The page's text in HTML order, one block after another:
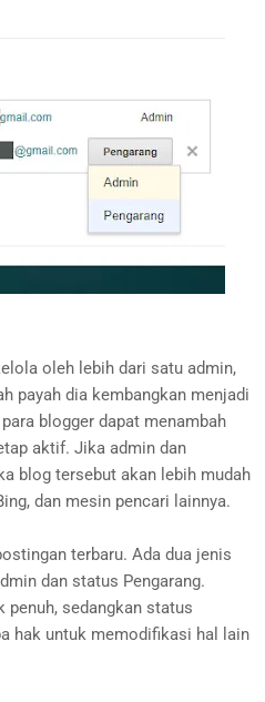
oleh lebih dari satu admin,
payah dia kembangkan menjadi
blogger dapat menambah
aktif. Jika admin dan
blog tersebut akan lebih mudah
dan mesin pencari lainnya.
terbaru. Ada dua jenis
dan status Pengarang.
sedangkan status
hak untuk memodifikasi hal lain